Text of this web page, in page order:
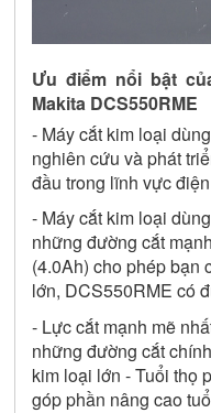
Ưu điểm nổi bật
Makita DCS550RME
- Máy cắt kim loại
nghiên cứu và phát
đầu trong lĩnh vực
- Máy cắt kim loại
những đường cắt
(4.0Ah) cho phép bạn
lớn, DCS550RME có
- Lực cắt mạnh mẽ
những đường cắt
kim loại lớn - Tuổi thọ
góp phần nâng cao